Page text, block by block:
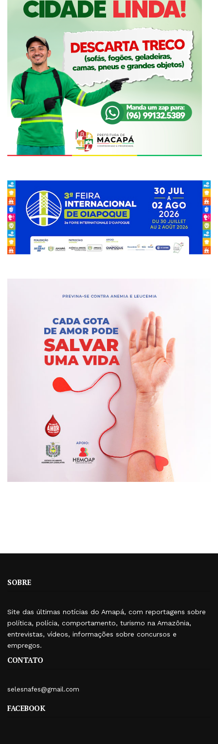
SOBRE
Site das últimas notícias do Amapá, com reportagens sobre
política, polícia, comportamento, turismo na Amazônia,
entrevistas, vídeos, informações sobre concursos e
empregos.
CONTATO
selesnafes@gmail.com
FACEBOOK